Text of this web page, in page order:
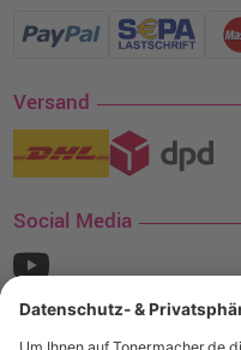
Versand
Social Media
¹ Nur gültig für den Versand
von mindestens 35€ (inkl. Mwst.) an